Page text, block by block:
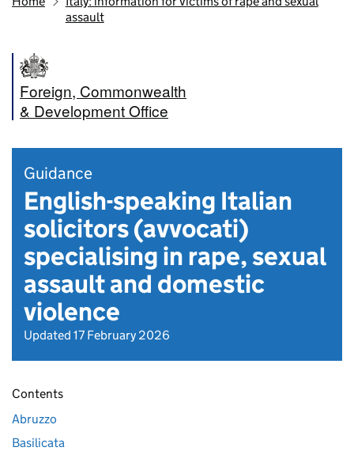
assault
Foreign, Commonwealth
& Development Office
Guidance
English-speaking Italian
solicitors (avvocati)
specialising in rape, sexual
assault and domestic
violence
Updated 17 February 2026
Contents
Abruzzo
Basilicata